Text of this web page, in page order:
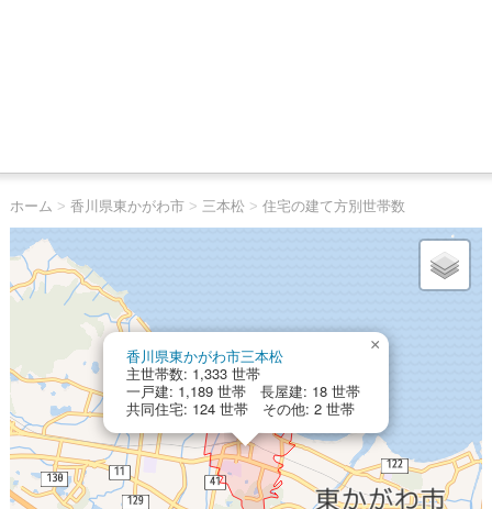
ホーム > 香川県東かがわ市> 三本松> 住宅の建て方別世帯数
香川県東かがわ市三本松
主世帯数: 1,333 世帯
一戸建: 1,189 世帯 長屋建: 18 世帯
共同住宅: 124 世帯 その他: 2 世帯
×